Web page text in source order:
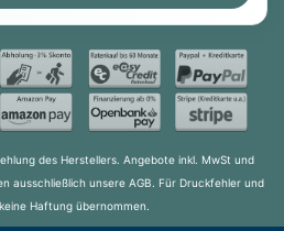
des Herstellers. Angebote inkl. MwSt und
ausschließlich unsere AGB. Für Druckfehler und
Haftung übernommen.